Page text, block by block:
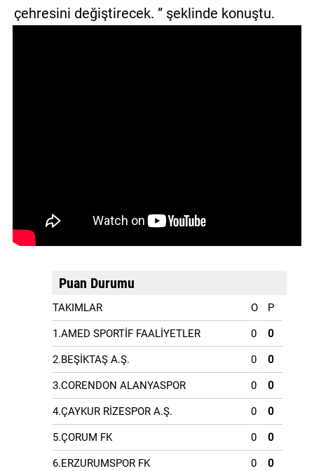
çehresini değiştirecek. ” şeklinde konuştu.
Puan Durumu
TAKIMLAR O P
1.AMED SPORTİF FAALİYETLER 0 0
2.BEŞİKTAŞ A.Ş. 0 0
3.CORENDON ALANYASPOR 0 0
4.ÇAYKUR RİZESPOR A.Ş. 0 0
5.ÇORUM FK 0 0
6.ERZURUMSPOR FK 0 0